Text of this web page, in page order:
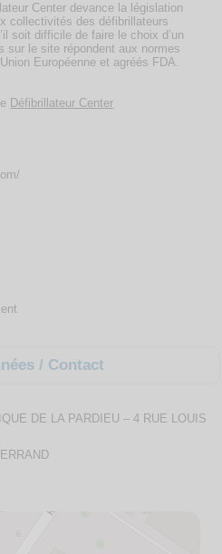
Center devance la législation
collectivités des défibrillateurs
soit difficile de faire le choix d’un
sur le site répondent aux normes
Européenne et agréés FDA.
Défibrillateur Center
/ Contact
DE LA PARDIEU – 4 RUE LOUIS